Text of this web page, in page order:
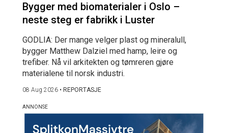
Bygger med biomaterialer i Oslo –
neste steg er fabrikk i Luster
GODLIA: Der mange velger plast og mineralull,
bygger Matthew Dalziel med hamp, leire og
trefiber. Nå vil arkitekten og tømreren gjøre
materialene til norsk industri.
08 Aug 2026 • REPORTASJE